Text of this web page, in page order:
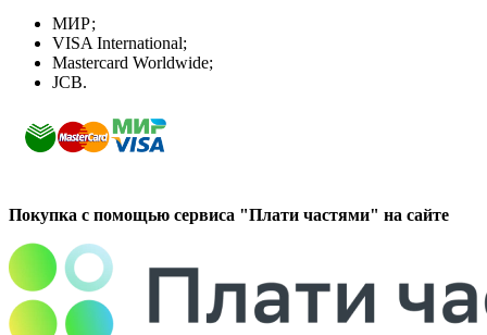
МИР;
VISA International;
Mastercard Worldwide;
JCB.
Покупка с помощью сервиса "Плати частями" на сайте